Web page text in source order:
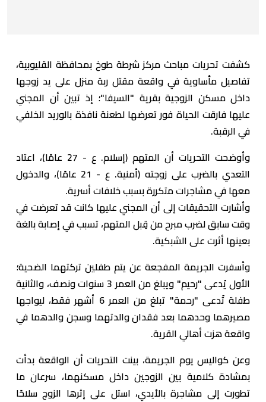
كشفت تحريات مباحث مركز شرطة طوخ بمحافظة القليوبية،
تفاصيل مأساوية في واقعة مقتل ربة منزل على يد زوجها
داخل مسكن الزوجية بقرية "السيفا"؛ إذ تبين أن المجني
عليها فارقت الحياة فور تعرضها لطعنة نافذة بالوريد الخلفي
في الرقبة.
وأوضحت التحريات أن المتهم (إسلام. ع - 27 عامًا)، اعتاد
التعدي بالضرب على زوجته (أمنية. ع - 21 عامًا)، والدخول
معها في مشاجرات متكررة بسبب خلافات أسرية.
وأشارت التحقيقات إلى أن المجني عليها كانت قد تعرضت في
وقت سابق لضرب مبرح من قِبل المتهم، تسبب في إصابة بالغة
بعينها أثرت على الشبكية.
وأسفرت الجريمة المفجعة عن يتم طفلين تركتهما الضحية؛
الأول يُدعى "رحيم" ويبلغ من العمر 3 سنوات ونصف، والثانية
طفلة تُدعى "رحمة" تبلغ من العمر 6 أشهر فقط، ليواجها
مصيرهما وحدهما بعد فقدان والدتهما وسجن والدهما في
واقعة هزت أهالي القرية.
وعن كواليس يوم الجريمة، بينت التحريات أن الواقعة بدأت
بمشادة كلامية بين الزوجين داخل مسكنهما، سرعان ما
تطورت إلى مشاجرة بالأيدي، استل على إثرها الزوج سلاحًا